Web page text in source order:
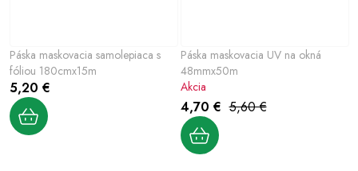
Páska maskovacia samolepiaca s
fóliou 180cmx15m
5,20 €
Páska maskovacia UV na okná
48mmx50m
4,70 € 5,60 €
Akcia